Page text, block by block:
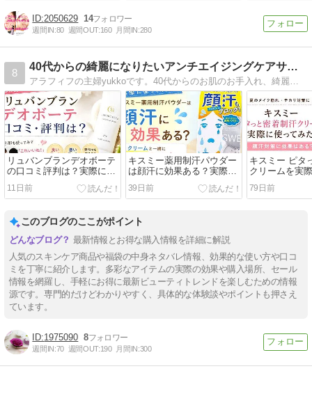
2050629 14
週間IN:80 週間OUT:160 月間IN:280
8
40代からの綺麗になりたいアンチエイジングケアサイト
アラフィフの主婦yukkoです。40代からのお肌のお手入れ、綺麗になりたいアンチエイジングケアサイト
リュバンブランデオボーテ
の口コミ評判は？実際に使
った感想をレビュー！
11日前
キスミー薬用制汗パウダー
は顔汗に効果ある？実際に
使ってみたレビュー
39日前
キスミー ピタ
クリームを実
た！顔汗対策
る？
79日前
このブログのここがポイント
最新情報とお得な購入情報を詳細に解説
人気のスキンケア商品や福袋の中身ネタバレ情報、効果的な使い方や口コ
ミを丁寧に紹介します。多彩なアイテムの実際の効果や購入場所、セール
情報を網羅し、手軽にお得に最新ビューティトレンドを楽しむための情報
源です。専門的だけどわかりやすく、具体的な体験談やポイントも押さえ
ています。
1975090 8
週間IN:70 週間OUT:190 月間IN:300